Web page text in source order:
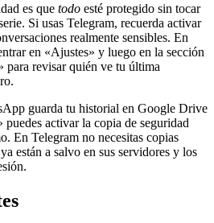
es que todo esté protegido sin tocar
Si usas Telegram, recuerda activar
realmente sensibles. En
en «Ajustes» y luego en la sección
para revisar quién ve tu última
guarda tu historial en Google Drive
activar la copia de seguridad
En Telegram no necesitas copias
están a salvo en sus servidores y los